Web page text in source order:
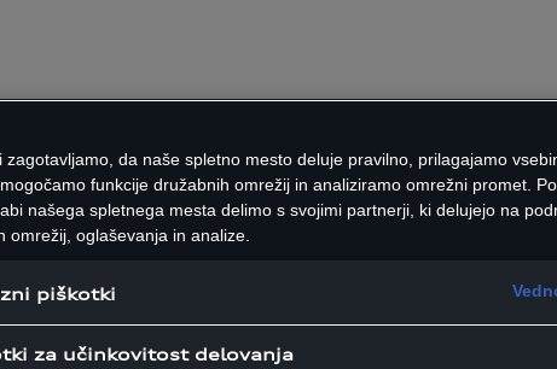
znamke
Nuvolari predstavlja svoje
hibridnim pogonom.
zagotavljamo, da naše spletno mesto deluje pravilno, prilagajamo
funkcije družabnih omrežij in analiziramo omrežni promet.
našega spletnega mesta delimo s svojimi partnerji, ki delujejo na
omrežij, oglaševanja in analize.
piškotki
za učinkovitost delovanja